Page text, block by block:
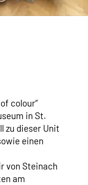
colour“
in St.
zu dieser Unit
einen
von Steinach
am